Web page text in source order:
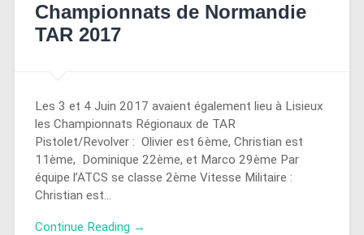
Championnats de Normandie
TAR 2017
Les 3 et 4 Juin 2017 avaient également lieu à Lisieux
les Championnats Régionaux de TAR
Pistolet/Revolver : Olivier est 6ème, Christian est
11ème, Dominique 22ème, et Marco 29ème Par
équipe l’ATCS se classe 2ème Vitesse Militaire :
Christian est…
Continue Reading →